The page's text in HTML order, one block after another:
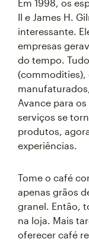
Em 1998, os
II e James H.
interessante.
empresas
do tempo.
(commodities),
Avance para
serviços se
produtos,
experiências.
Tome o café
apenas grãos
granel. Então,
na loja. Mais
oferecer café